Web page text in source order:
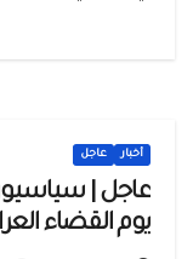
أخبار عاجل
عاجل |
يوم القضاء